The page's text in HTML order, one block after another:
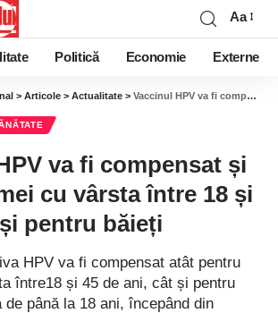
Aa
Politică Economie Externe
> Articole > Actualitate > Vaccinul HPV va fi compensat și pentru femei cu vârsta între 18 și 45 de ani și pentru băieți
va fi compensat și
cu vârsta între 18 și
pentru băieți
HPV va fi compensat atât pentru
între18 și 45 de ani, cât și pentru
până la 18 ani, începând din